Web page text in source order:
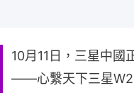
10月11日，三星中國
——心繫天下三星